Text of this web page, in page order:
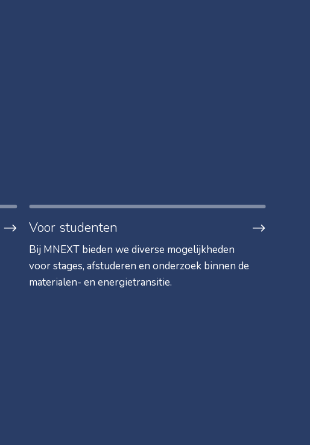
Voor studenten
Bij MNEXT bieden we diverse mogelijkheden
voor stages, afstuderen en onderzoek binnen de
materialen- en energietransitie.